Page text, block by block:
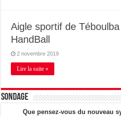
Aigle sportif de
HandBall
2 novembre 2019
Lire la suite »
Sondage
Que pensez-vous du nouveau